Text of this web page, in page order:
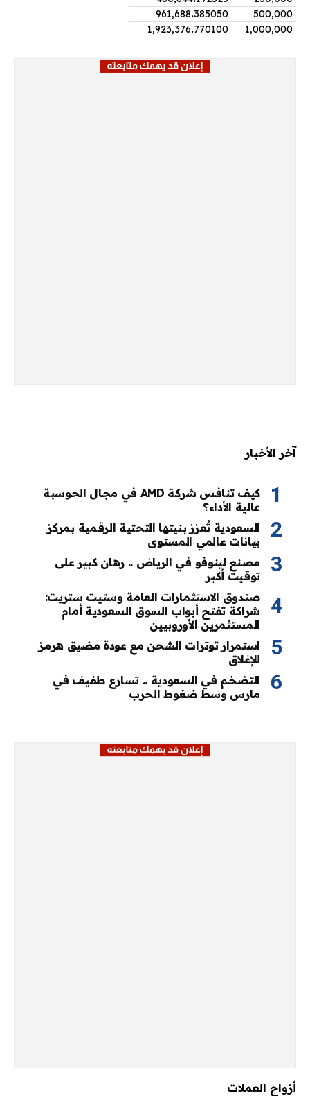
500,000
961,688.385050
1,000,000
1,923,376.770100
آخر الأخبار
كيف تنافس شركة AMD في مجال الحوسبة
عالية الأداء؟
السعودية تُعزز بنيتها التحتية الرقمية بمركز
بيانات عالمي المستوى
مصنع لينوفو في الرياض .. رهان كبير على
توقيت أكبر
صندوق الاستثمارات العامة وستيت ستريت:
شراكة تفتح أبواب السوق السعودية أمام
المستثمرين الأوروبيين
استمرار توترات الشحن مع عودة مضيق هرمز
للإغلاق
التضخم في السعودية .. تسارع طفيف في
مارس وسط ضغوط الحرب
أزواج العملات